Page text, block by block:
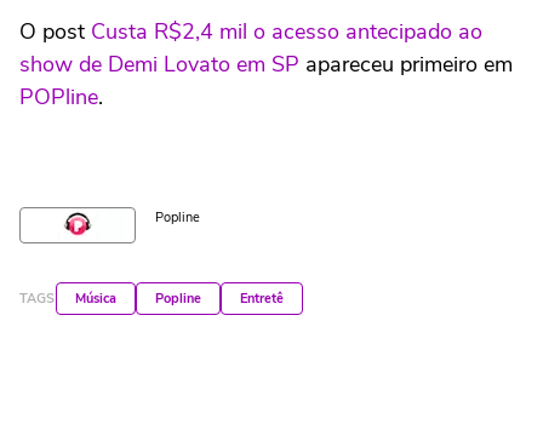
O post Custa R$2,4 mil o acesso antecipado ao
show de Demi Lovato em SP apareceu primeiro em
POPline.
Popline
TAGS Música Popline Entretê